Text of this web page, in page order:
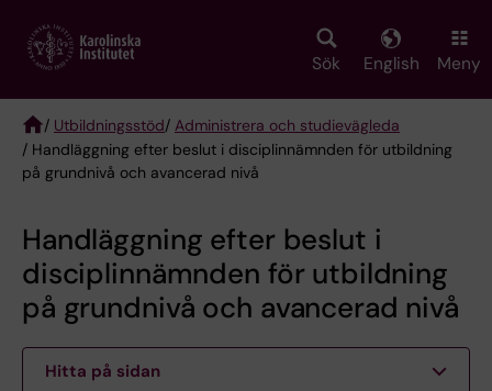
main
Sök English Meny
Breadcrumb
/ Utbildningsstöd/ Administrera och studievägleda
/ Handläggning efter beslut i disciplinnämnden för utbildning
på grundnivå och avancerad nivå
Handläggning efter beslut i
disciplinnämnden för utbildning
på grundnivå och avancerad nivå
Hitta på sidan